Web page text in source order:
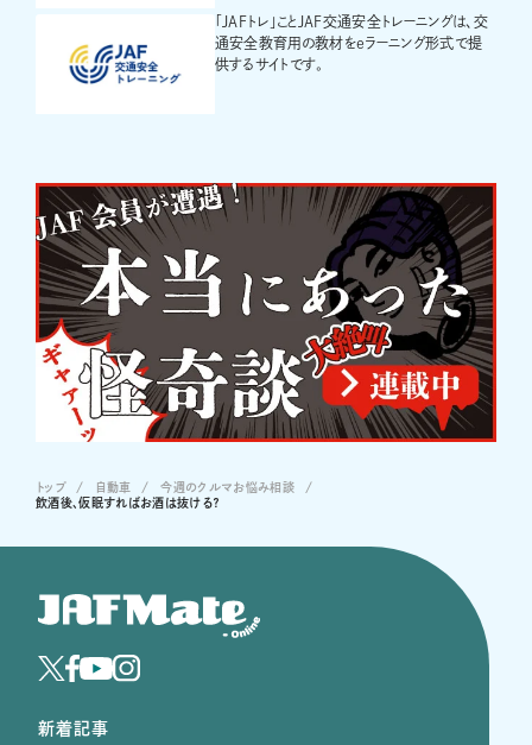
「JAFトレ」ことJAF交通安全トレーニングは、交
通安全教育用の教材をeラーニング形式で提
供するサイトです。
トップ 自動車
今週のクルマお悩み相談
飲酒後、仮眠すればお酒は抜ける？
新着記事